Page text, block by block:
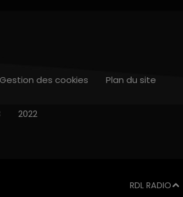
RDL RADIO
Gestion des cookies Plan du site
2022